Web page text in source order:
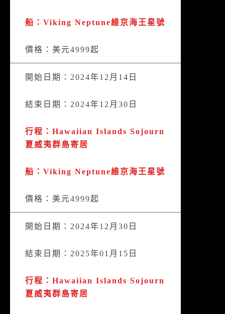
船：Viking Neptune維京海王星號
價格：美元4999起
開始日期：2024年12月14日
結束日期：2024年12月30日
行程：Hawaiian Islands Sojourn
夏威夷群島寄居
船：Viking Neptune維京海王星號
價格：美元4999起
開始日期：2024年12月30日
結束日期：2025年01月15日
行程：Hawaiian Islands Sojourn
夏威夷群島寄居